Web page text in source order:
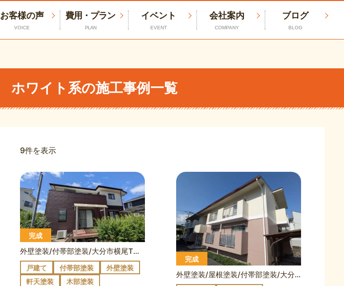
お客様の声
VOICE
費用・プラン
PLAN
イベント
EVENT
会社案内
COMPANY
ブログ
BLOG
ホワイト系の施工事例一覧
9件を表示
完成
外壁塗装/付帯部塗装/大分市横尾T様邸
戸建て 付帯部塗装
外壁塗装
軒天塗装
木部塗装
完成
外壁塗装/屋根塗装/付帯部塗装/大分市東大道Yアパート